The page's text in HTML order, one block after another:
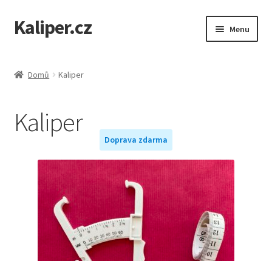
Přeskočit
na
Přejít
k
webu
Kaliper.cz Menu
Domů Kaliper
Kaliper
Doprava zdarma